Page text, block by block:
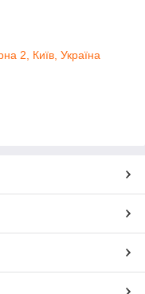
2, Київ, Україна